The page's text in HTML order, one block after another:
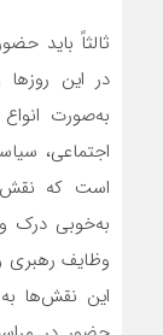
ثالثاً باید
در این
به‌صورت
اجتماعی،
است که
به‌خوبی درک
وظایف رهبری
این نقش‌ها